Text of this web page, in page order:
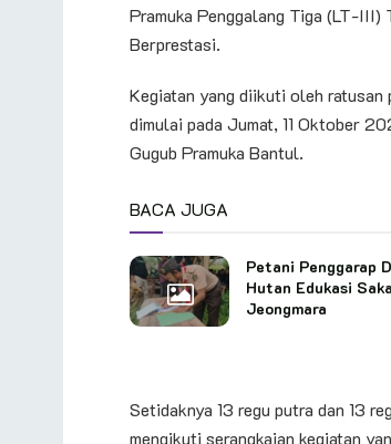
Pramuka Penggalang Tiga (LT-III)
Berprestasi.
Kegiatan yang diikuti oleh
dimulai pada Jumat, 11 Oktober
Gugub Pramuka Bantul.
BACA JUGA
Petani Penggarap
Hutan Edukasi
Jeongmara
Setidaknya 13 regu putra dan 13
mengikuti serangkaian kegiatan